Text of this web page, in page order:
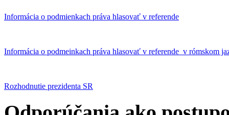
Informácia o podmienkach práva hlasovať v referende
Informácia o podmeinkach práva hlasovať v referende v rómskom
Rozhodnutie prezidenta SR